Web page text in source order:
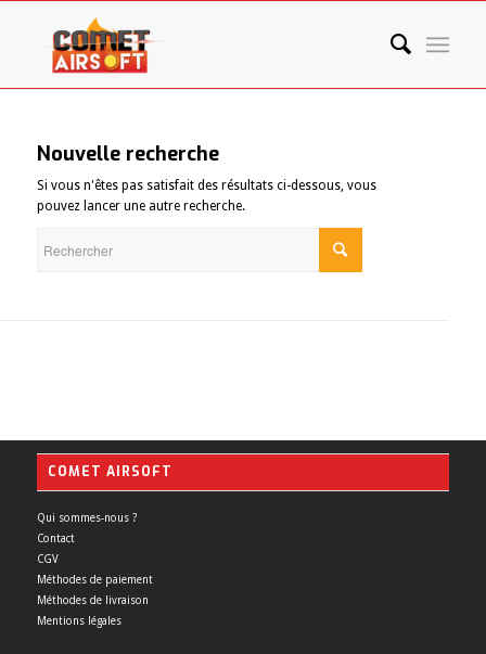
Nouvelle recherche
Si vous n'êtes pas satisfait des résultats ci-dessous, vous
pouvez lancer une autre recherche.
COMET AIRSOFT
Qui sommes-nous ?
Contact
CGV
Méthodes de paiement
Méthodes de livraison
Mentions légales